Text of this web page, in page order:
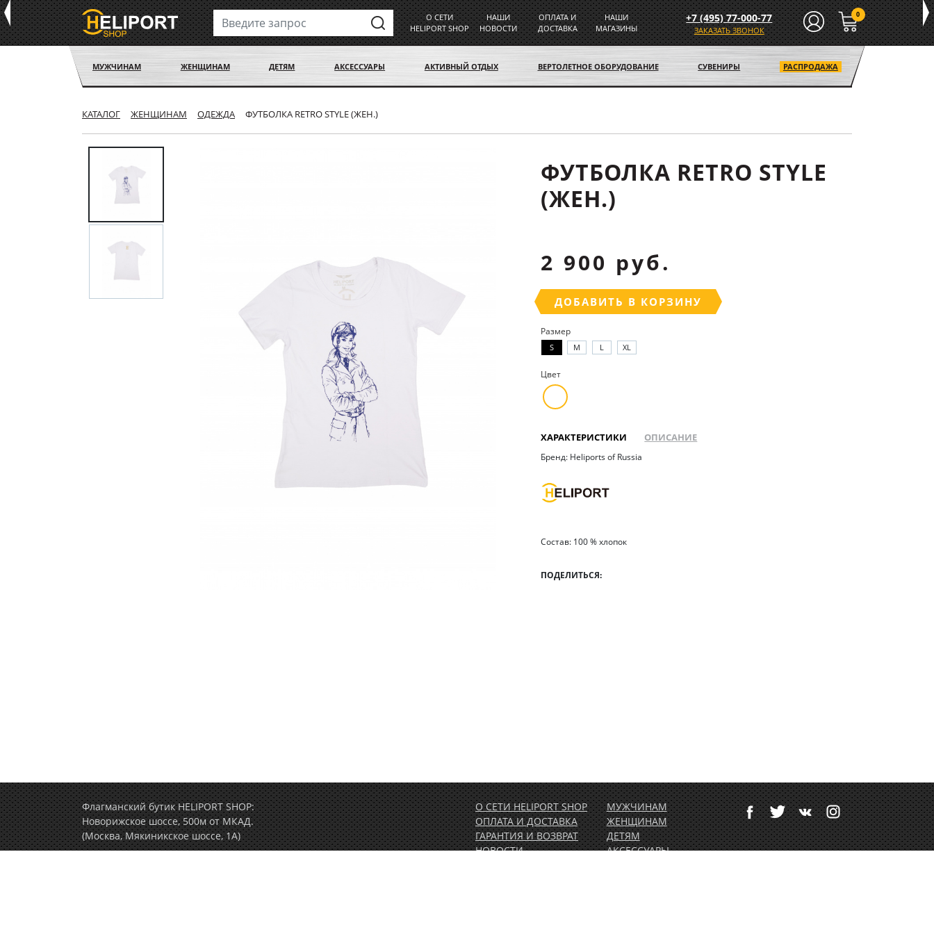
О СЕТИ
HELIPORT SHOP
НАШИ
НОВОСТИ
ОПЛАТА И
ДОСТАВКА
НАШИ
МАГАЗИНЫ
+7 (495) 77-000-77
ЗАКАЗАТЬ ЗВОНОК
0
МУЖЧИНАМ ЖЕНЩИНАМ ДЕТЯМ АКСЕССУАРЫ АКТИВНЫЙ ОТДЫХ ВЕРТОЛЕТНОЕ ОБОРУДОВАНИЕ СУВЕНИРЫ РАСПРОДАЖА
КАТАЛОГ ЖЕНЩИНАМ ОДЕЖДА ФУТБОЛКА RETRO STYLE (ЖЕН.)
ФУТБОЛКА RETRO STYLE
(ЖЕН.)
2 900 руб.
ДОБАВИТЬ В КОРЗИНУ
Размер
S M L XL
Цвет
ХАРАКТЕРИСТИКИ ОПИСАНИЕ
Бренд: Heliports of Russia
Состав: 100 % хлопок
ПОДЕЛИТЬСЯ:
Флагманский бутик HELIPORT SHOP:
Новорижское шоссе, 500м от МКАД.
(Москва, Мякиникское шоссе, 1А)
О СЕТИ HELIPORT SHOP
ОПЛАТА И ДОСТАВКА
ГАРАНТИЯ И ВОЗВРАТ
НОВОСТИ
МУЖЧИНАМ
ЖЕНЩИНАМ
ДЕТЯМ
АКСЕССУАРЫ